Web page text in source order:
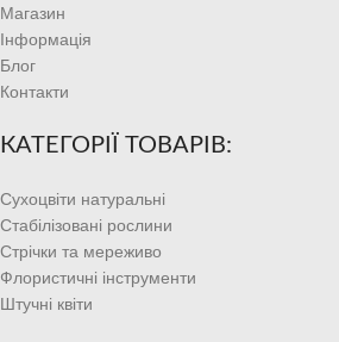
Магазин
Інформація
Блог
Контакти
КАТЕГОРІЇ ТОВАРІВ:
Сухоцвіти натуральні
Стабілізовані рослини
Стрічки та мереживо
Флористичні інструменти
Штучні квіти